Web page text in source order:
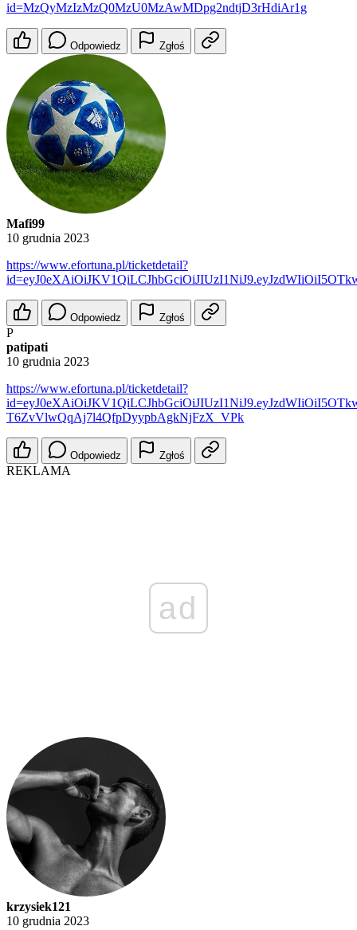
id=MzQyMzIzMzQ0MzU0MzAwMDpg2ndtjD3rHdiAr1g
Odpowiedz Zgłoś
Mafi99
10 grudnia 2023
https://www.efortuna.pl/ticketdetail?
Odpowiedz Zgłoś
P
patipati
10 grudnia 2023
https://www.efortuna.pl/ticketdetail?
T6ZvVlwQqAj7l4QfpDyypbAgkNjFzX_VPk
Odpowiedz Zgłoś
REKLAMA
ad
krzysiek121
10 grudnia 2023